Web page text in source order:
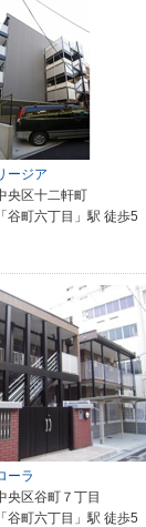
ージア
央区十二軒町
谷町六丁目」駅 徒歩5
ーラ
央区谷町７丁目
谷町六丁目」駅 徒歩5